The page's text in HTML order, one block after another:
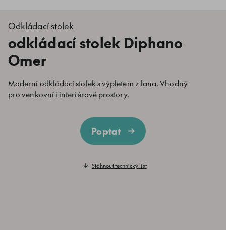
Odkládací stolek
odkládací stolek Diphano
Omer
Moderní odkládací stolek s výpletem z lana. Vhodný
pro venkovní i interiérové prostory.
Poptat
Stáhnout technický list